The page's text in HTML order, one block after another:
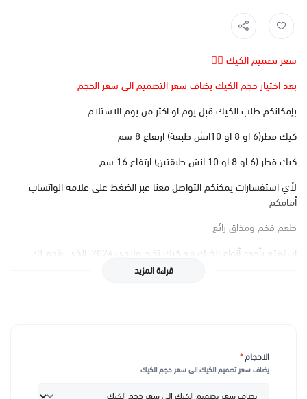
سعر تصميم الكيك 👆🏻
بعد اختيار حجم الكيك يضاف سعر التصميم الى سعر الحجم
بإمكانكم طلب الكيك قبل يوم او اكثر من يوم الاستلام
كيك قطر(6 او 8 او 10انش طبقة) ارتفاع 8 سم
كيك قطر (6 او 8 او 10 انش طبقتين) ارتفاع 16 سم
لأي استفسارات يمكنكم التواصل معنا عبر الضغط على علامة الواتساب
أمامكم
طعم فخم ومذاق رائع
استمتع بأجود أنواع الكيك مع كيك تخرج ولادي 2024، الذي يقدم لك
تجربة حلوى لا تُضاهى. تم تحضيره باستخدام مكونات مختارة بعناية لتقديم
والتفوق. مع تفاصيل تزيين متقنة وشكل عصري، ستجعل كل قطعة من هذا
الكيك حفلك أكثر تميزًا وأناقة. الألوان الزاهية واللمسات الدقيقة تجعله خيارًا
مثاليًا لإضافة لمسة من الفخامة إلى أي حفل تخرج.
قراءة المزيد
الاحجام*
يضاف سعر تصميم الكيك الى سعر حجم الكيك